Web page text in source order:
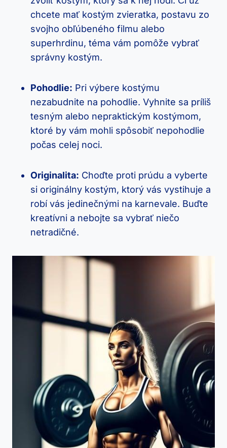
chcete mať kostým zvieratka, postavu zo
svojho obľúbeného filmu alebo
superhrdinu, téma vám pomôže vybrať
správny kostým.
Pohodlie: Pri výbere kostýmu
nezabudnite na pohodlie. Vyhnite sa príliš
tesným alebo nepraktickým kostýmom,
ktoré by vám mohli spôsobiť nepohodlie
počas celej noci.
Originalita: Choďte proti prúdu a vyberte
si originálny kostým, ktorý vás vystihuje a
robí vás jedinečnými na karnevale. Buďte
kreatívni a nebojte sa vybrať niečo
netradičné.